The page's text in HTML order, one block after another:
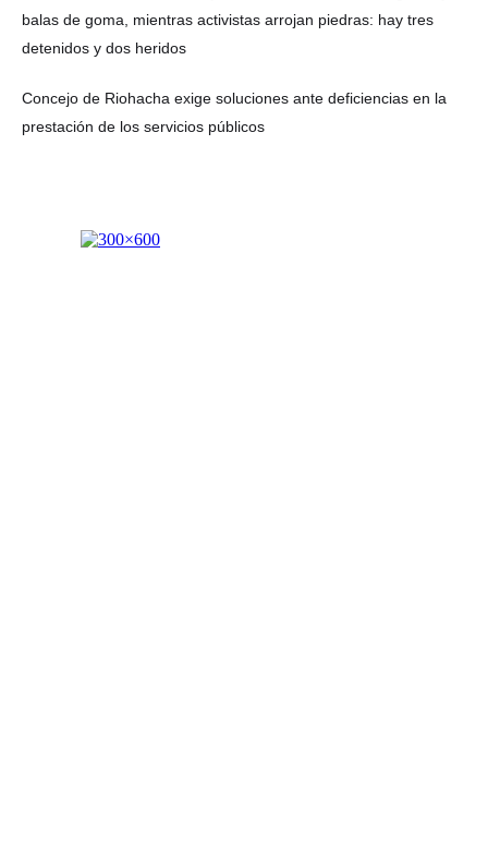
balas de goma, mientras activistas arrojan piedras: hay tres
detenidos y dos heridos
Concejo de Riohacha exige soluciones ante deficiencias en la
prestación de los servicios públicos